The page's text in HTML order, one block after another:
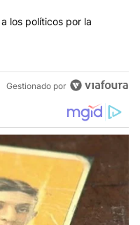
"García Cuerva cuestionó
los políticos por la
Gestionado por